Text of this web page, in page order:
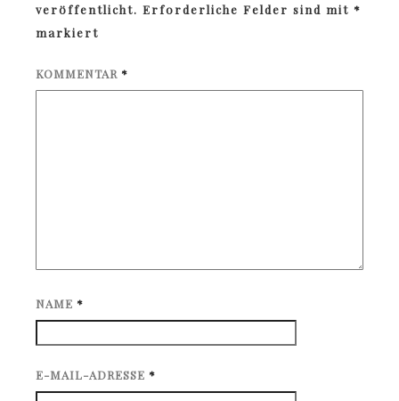
veröffentlicht. Erforderliche Felder sind mit *
markiert
KOMMENTAR *
NAME *
E-MAIL-ADRESSE *